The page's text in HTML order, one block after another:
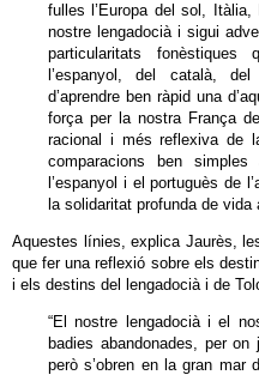
fulles l’Europa del sol,
nostre lengadocià i sigui
particularitats
l’espanyol, del català,
d’aprendre ben ràpid una
força per la nostra França
racional i més reflexiva de
comparacions ben
l’espanyol i el portuguès de
la solidaritat profunda de
Aquestes línies, explica Jaurès,
que fer una reflexió sobre els
i els destins del lengadocià i de
“El nostre lengadocià i el
badies abandonades, per
però s’obren en la gran mar